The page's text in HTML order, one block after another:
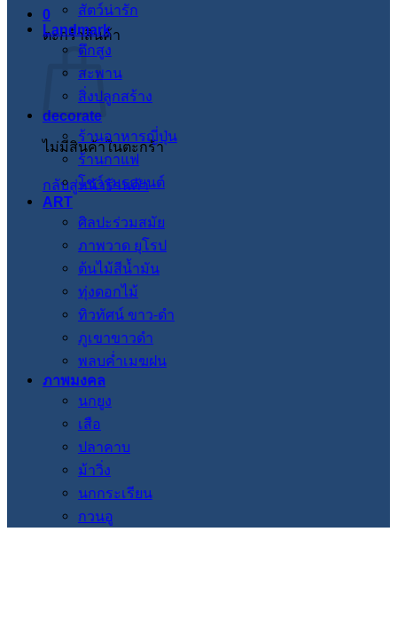
0
ตะกร้าสินค้า
ไม่มีสินค้าในตะกร้า
กลับสู่หน้าร้านค้า
สัตว์น่ารัก
Landmark
ตึกสูง
สะพาน
สิ่งปลูกสร้าง
decorate
ร้านอาหารญี่ปุ่น
ร้านกาแฟ
โชว์รูมรถยนต์
ART
ศิลปะร่วมสมัย
ภาพวาด ยุโรป
ต้นไม้สีน้ำมัน
ทุ่งดอกไม้
ทิวทัศน์ ขาว-ดำ
ภูเขาขาวดำ
พลบค่ำเมฆฝน
ภาพมงคล
นกยูง
เสือ
ปลาคาบ
ม้าวิ่ง
นกกระเรียน
กวนอู